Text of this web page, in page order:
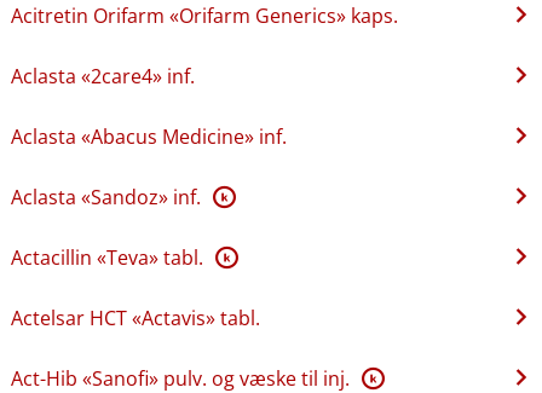
Acitretin Orifarm «Orifarm Generics» kaps.
Aclasta «2care4» inf.
Aclasta «Abacus Medicine» inf.
Aclasta «Sandoz» inf. K
Actacillin «Teva» tabl. K
Actelsar HCT «Actavis» tabl.
Act-Hib «Sanofi» pulv. og væske til inj. K